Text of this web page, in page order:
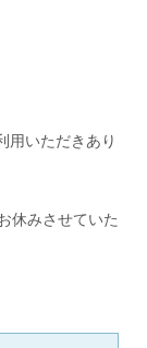
用いただきあり
休みさせていた